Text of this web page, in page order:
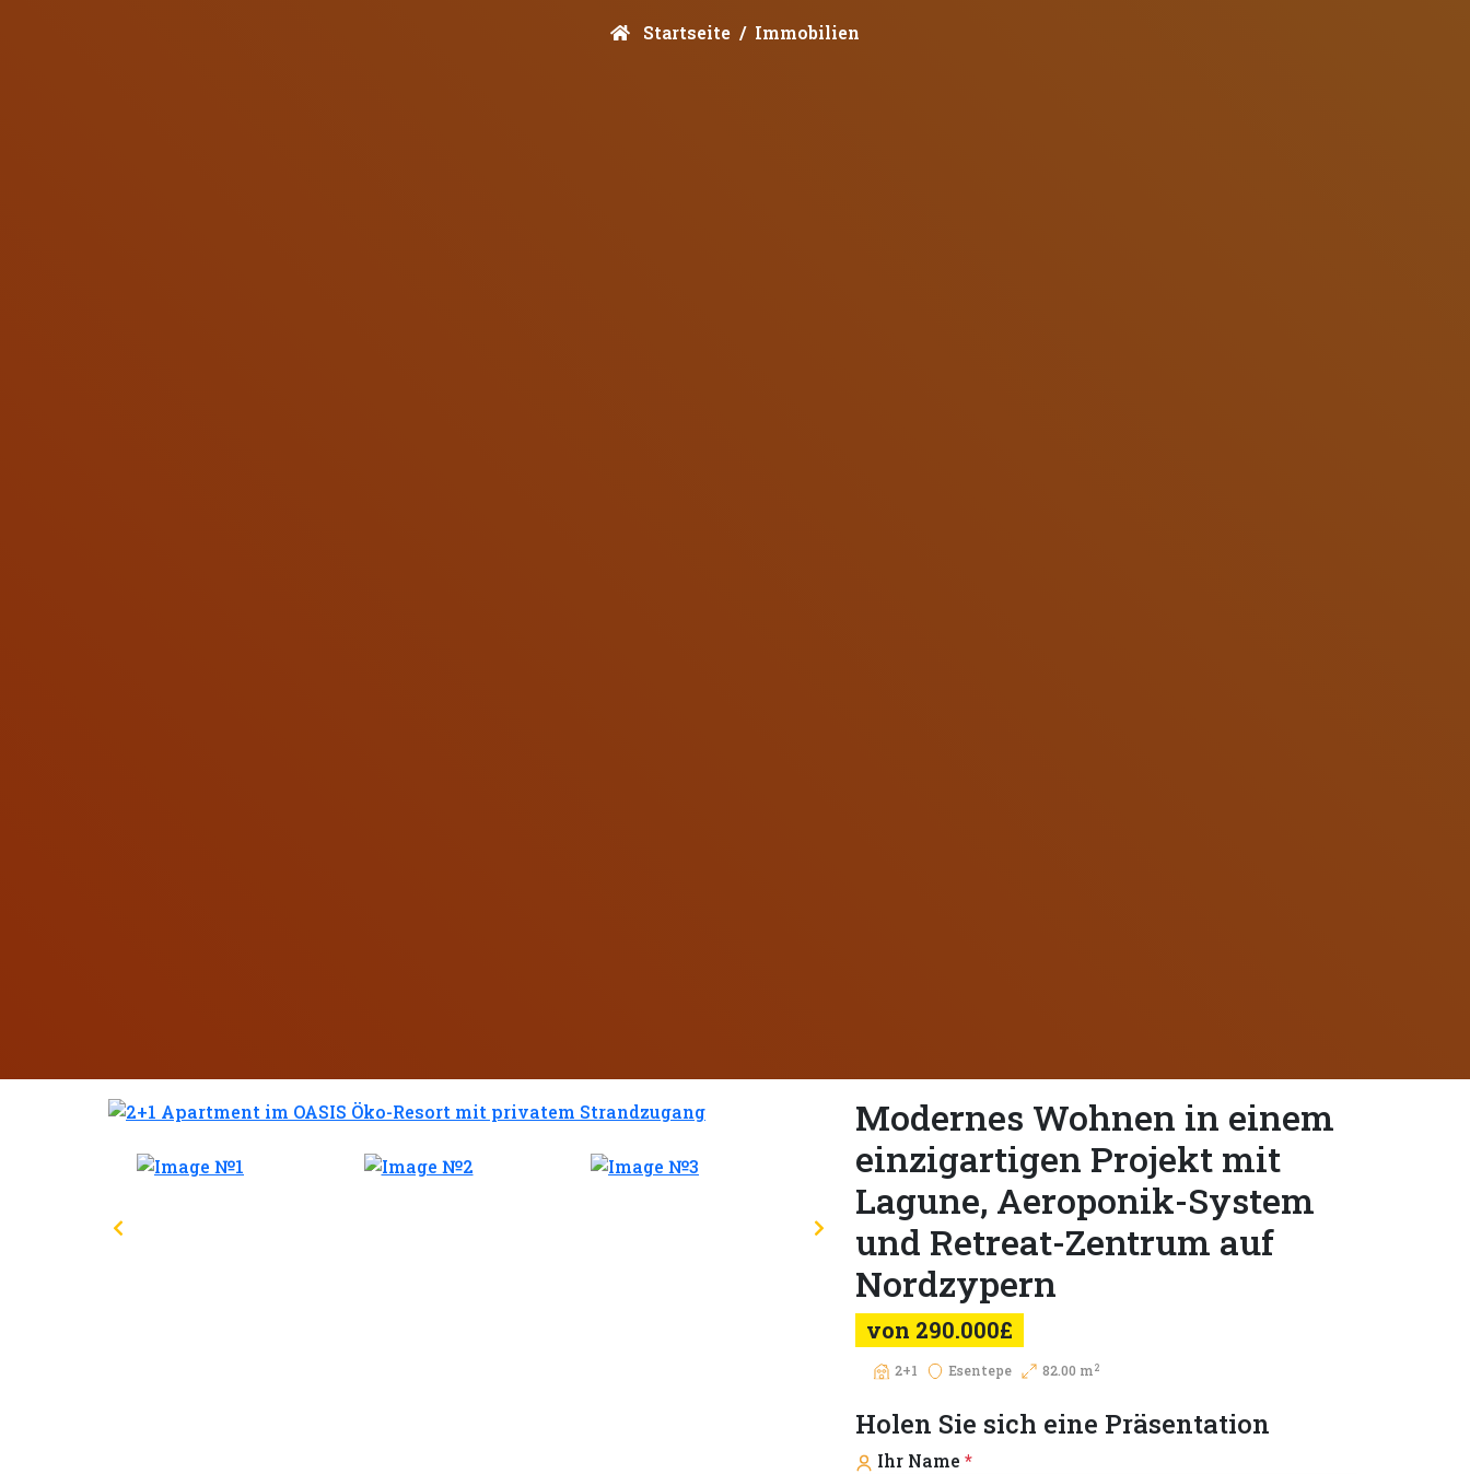
Startseite Immobilien
Modernes Wohnen in einem
einzigartigen Projekt mit
Lagune, Aeroponik-System
und Retreat-Zentrum auf
Nordzypern
von 290.000£
2+1 Esentepe 82.00 m2
Holen Sie sich eine Präsentation
Ihr Name *